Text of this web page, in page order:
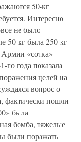
50-кг
Интересно
не было
50-кг была 250-кг
«сотка»
го года показала
целей на
вопрос о
фактически пошли
была
бомба, тяжелые
были поражать